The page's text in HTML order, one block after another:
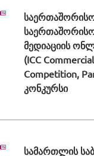
მედიაციის
(ICC
Competition,
კონკურსი
სამართლის